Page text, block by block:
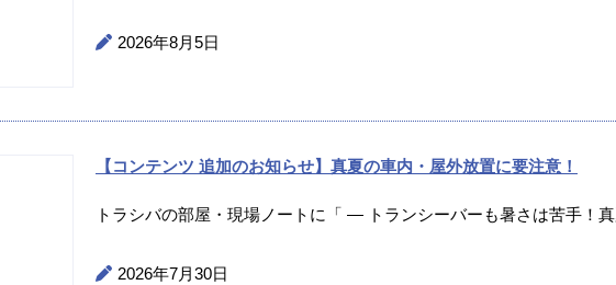
2026年8月5日
【コンテンツ 追加のお知らせ】真夏の車内・屋外放置に要注意！
トラシバの部屋・現場ノートに「 ― トランシーバーも暑さは苦手！
2026年7月30日